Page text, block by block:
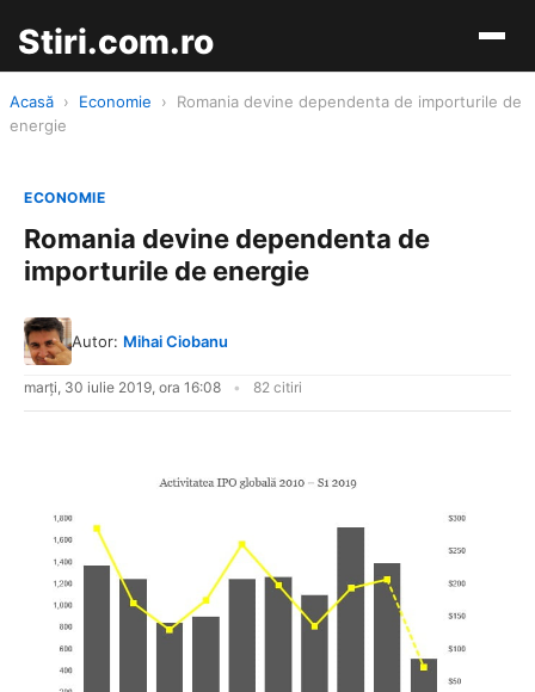
Stiri.com.ro
Acasă › Economie ›
Romania devine dependenta de importurile de
energie
ECONOMIE
Romania devine dependenta de
importurile de energie
Autor: Mihai Ciobanu
marți, 30 iulie 2019, ora 16:08 82 citiri